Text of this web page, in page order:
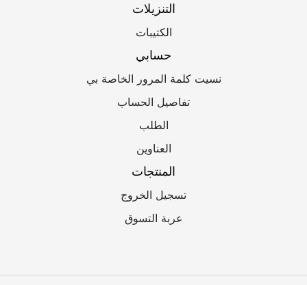
التنزيلات
الكتيبات
حسابي
نسيت كلمة المرور الخاصة بي
تفاصيل الحساب
الطلب
العناوين
المنتجات
تسجيل الخروج
عربة التسوق